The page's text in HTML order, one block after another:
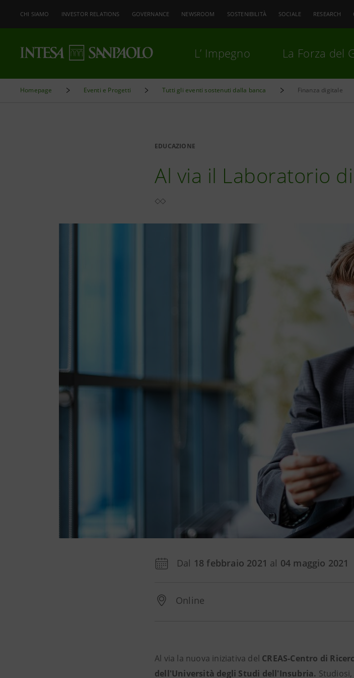
CHI SIAMO INVESTOR RELATIONS GOVERNANCE NEWSROOM SOSTENIBILITÀ SOCIALE RESEARCH
L’ Impegno La Forza del
Homepage Eventi e Progetti Tutti gli eventi sostenuti dalla banca Finanza digitale
EDUCAZIONE
Al via il Laboratorio
Dal 18 febbraio 2021 al 04 maggio 2021
Online
Al via la nuova iniziativa del CREAS-Centro di
dell'Università degli Studi dell'Insubria.